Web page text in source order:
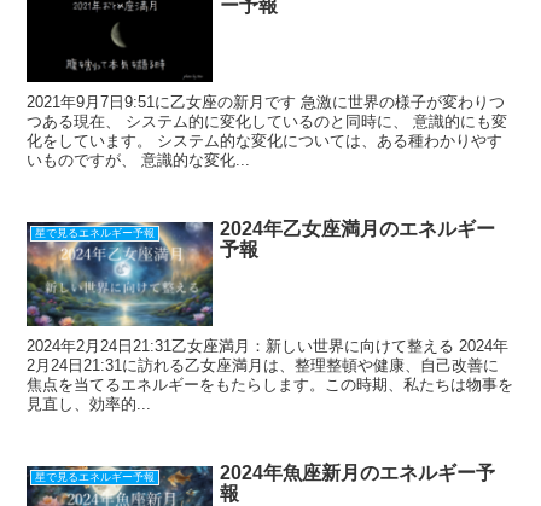
ー予報
2021年9月7日9:51に乙女座の新月です 急激に世界の様子が変わりつ
つある現在、 システム的に変化しているのと同時に、 意識的にも変
化をしています。 システム的な変化については、ある種わかりやす
いものですが、 意識的な変化...
星で見るエネルギー予報
2024年乙女座満月のエネルギー
予報
2024年2月24日21:31乙女座満月：新しい世界に向けて整える 2024年
2月24日21:31に訪れる乙女座満月は、整理整頓や健康、自己改善に
焦点を当てるエネルギーをもたらします。この時期、私たちは物事を
見直し、効率的...
星で見るエネルギー予報
2024年魚座新月のエネルギー予
報